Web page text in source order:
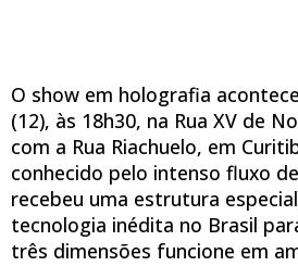
O show em holografia
(12), às 18h30, na Rua XV de
com a Rua Riachuelo, em
conhecido pelo intenso fluxo
recebeu uma estrutura
tecnologia inédita no Brasil
três dimensões funcione em